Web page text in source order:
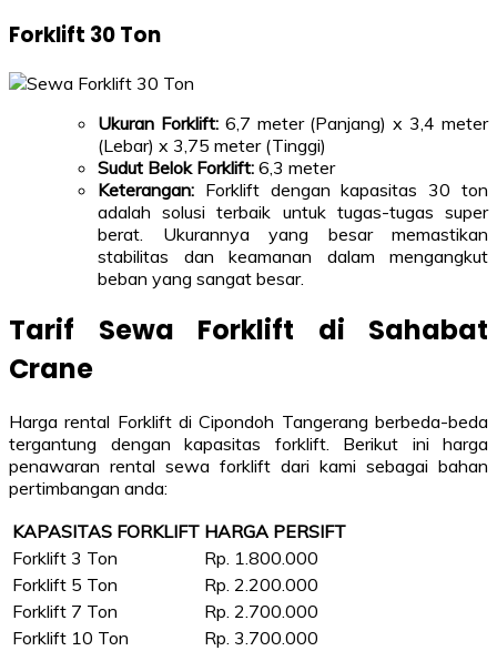
Forklift 30 Ton
Ukuran Forklift:6,7 meter (Panjang) x 3,4 meter
(Lebar) x 3,75 meter (Tinggi)
Sudut Belok Forklift: 6,3 meter
Keterangan: Forklift dengan kapasitas 30 ton
adalah solusi terbaik untuk tugas-tugas super
berat. Ukurannya yang besar memastikan
stabilitas dan keamanan dalam mengangkut
beban yang sangat besar.
Tarif Sewa Forklift di Sahabat
Crane
Harga rental Forklift di Cipondoh Tangerang berbeda-beda
tergantung dengan kapasitas forklift. Berikut ini harga
penawaran rental sewa forklift dari kami sebagai bahan
pertimbangan anda:
KAPASITAS FORKLIFT HARGA PERSIFT
Forklift 3 Ton
Rp. 1.800.000
Forklift 5 Ton
Rp. 2.200.000
Forklift 7 Ton
Rp. 2.700.000
Forklift 10 Ton
Rp. 3.700.000